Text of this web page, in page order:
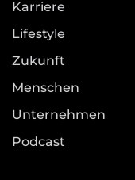
Karriere
Lifestyle
Zukunft
Menschen
Unternehmen
Podcast